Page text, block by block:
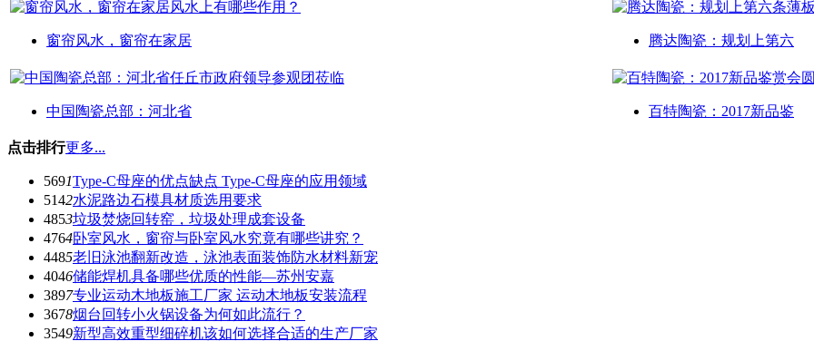
窗帘风水，窗帘在家居 腾达陶瓷：规划上第六
中国陶瓷总部：河北省 百特陶瓷：2017新品鉴
点击排行更多...
5691Type-C母座的优点缺点 Type-C母座的应用领域
5142水泥路边石模具材质选用要求
4853垃圾焚烧回转窑，垃圾处理成套设备
4764卧室风水，窗帘与卧室风水究竟有哪些讲究？
4485老旧泳池翻新改造，泳池表面装饰防水材料新宠
4046储能焊机具备哪些优质的性能—苏州安嘉
3897专业运动木地板施工厂家 运动木地板安装流程
3678烟台回转小火锅设备为何如此流行？
3549新型高效重型细碎机该如何选择合适的生产厂家